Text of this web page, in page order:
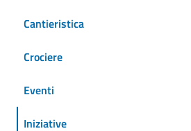
Cantieristica
Crociere
Eventi
Iniziative